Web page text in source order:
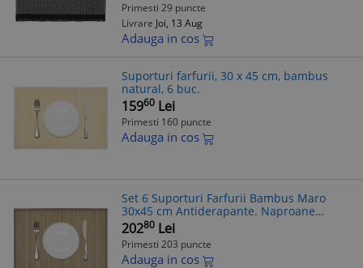
Primesti 29 puncte
Livrare Joi, 13 Aug
Adauga in cos
Suporturi farfurii, 30 x 45 cm, bambus
natural, 6 buc.
15960 Lei
Primesti 160 puncte
Adauga in cos
Set 6 Suporturi Farfurii Bambus Maro
30x45 cm Antiderapante. Naproane
Decorative Mese. Protectie Fete de Masa
20280 Lei
Primesti 203 puncte
Adauga in cos